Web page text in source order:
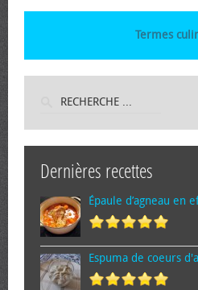
Termes
Dernières recettes
Épaule d’agneau en
Espuma de cœurs